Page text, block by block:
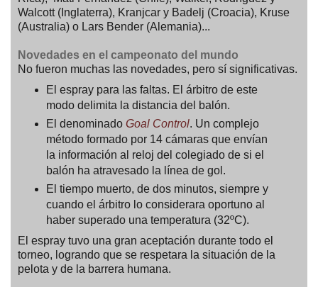
Walcott (Inglaterra), Kranjcar y Badelj (Croacia), Kruse
(Australia) o Lars Bender (Alemania)...
Novedades en el campeonato del mundo
No fueron muchas las novedades, pero sí significativas.
El espray para las faltas. El árbitro de este
modo delimita la distancia del balón.
El denominado Goal Control. Un complejo
método formado por 14 cámaras que envían
la información al reloj del colegiado de si el
balón ha atravesado la línea de gol.
El tiempo muerto, de dos minutos, siempre y
cuando el árbitro lo considerara oportuno al
haber superado una temperatura (32ºC).
El espray tuvo una gran aceptación durante todo el
torneo, logrando que se respetara la situación de la
pelota y de la barrera humana.